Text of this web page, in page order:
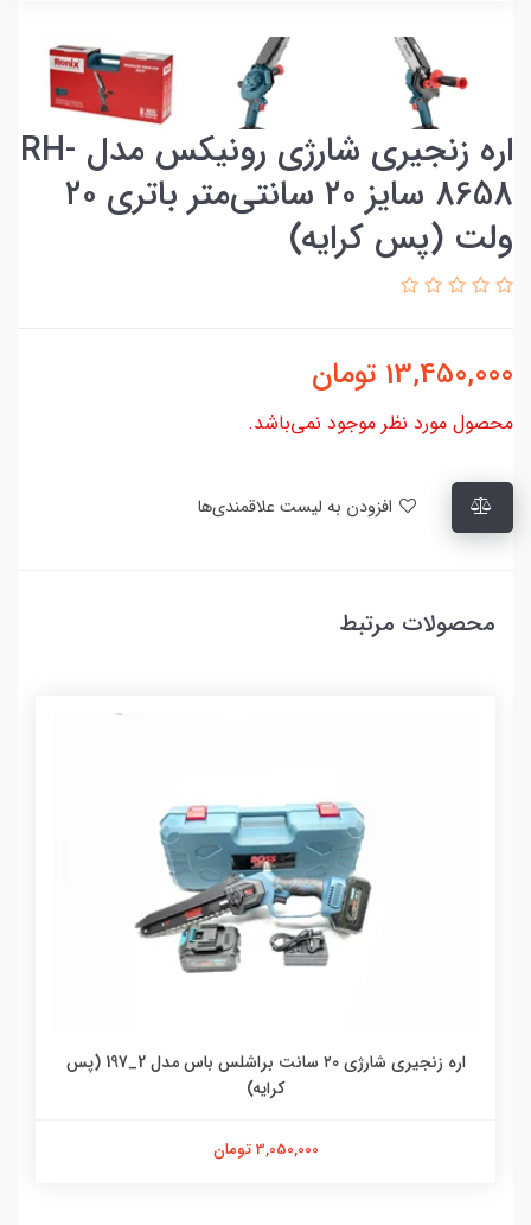
اره زنجیری شارژی رونیکس مدل RH-
8658 سایز ۲۰ سانتی‌متر باتری ۲۰
ولت (پس کرایه)
13,450,000 تومان
محصول مورد نظر موجود نمی‌باشد.
محصولات مرتبط
اره زنجیری شارژی ۲۰ سانت براشلس باس مدل 2_197 (پس
کرایه)
3,050,000 تومان